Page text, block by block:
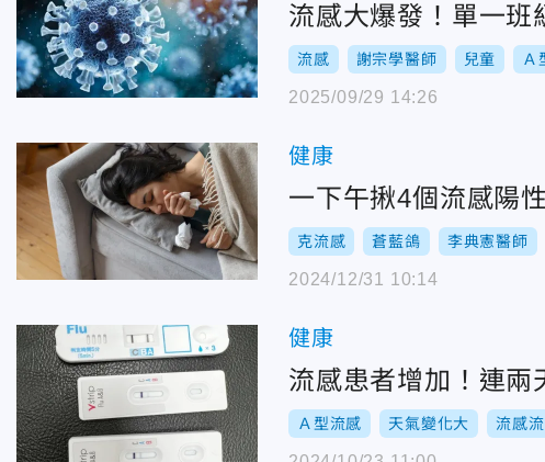
流感大爆發！單一
流感 謝宗學醫師 兒童 Ａ
2025/09/29 14:26
健康
一下午揪4個流感陽
克流感 蒼藍鴿 李典憲醫師
2024/12/31 10:14
健康
流感患者增加！連兩
Ａ型流感 天氣變化大 流感